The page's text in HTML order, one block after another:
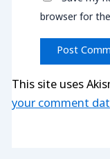
browser for
This site uses
your comment